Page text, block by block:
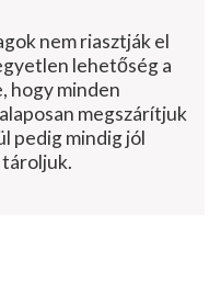
nem riasztják el
lehetőség a
hogy minden
megszárítjuk
pedig mindig jól
tároljuk.